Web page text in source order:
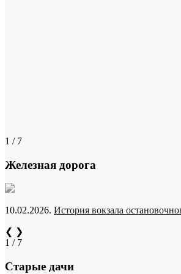
1 / 7
Железная дорога
10.02.2026. История вокзала
❮ ❯
1 / 7
Старые дачи